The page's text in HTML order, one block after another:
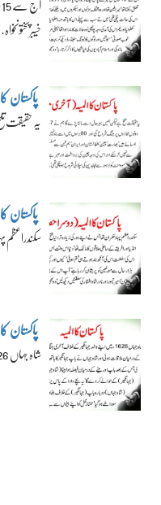
یہ حقیقت
پاکستان
پاکستان
شاہ جہاں 1626ء میں اپنے والد جہانگیر کے خلاف آخری…